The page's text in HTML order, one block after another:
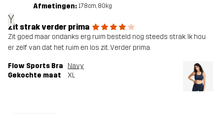
Y
Afmetingen: 178cm, 80kg
Zit strak verder prima
Zit goed maar ondanks erg ruim besteld nog steeds strak. Ik hou
er zelf van dat het ruim en los zit. Verder prima.
Flow Sports Bra
Navy
Gekochte maat
XL